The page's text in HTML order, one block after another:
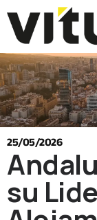
25/05/2026
su